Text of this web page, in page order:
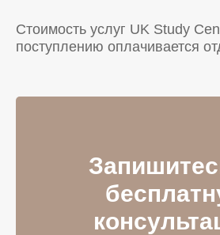
Стоимость услуг UK Study
поступлению оплачивается